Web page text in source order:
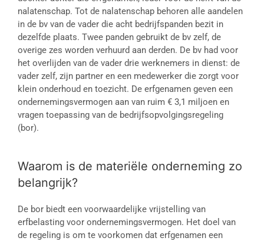
nalatenschap. Tot de nalatenschap behoren alle aandelen
in de bv van de vader die acht bedrijfspanden bezit in
dezelfde plaats. Twee panden gebruikt de bv zelf, de
overige zes worden verhuurd aan derden. De bv had voor
het overlijden van de vader drie werknemers in dienst: de
vader zelf, zijn partner en een medewerker die zorgt voor
klein onderhoud en toezicht. De erfgenamen geven een
ondernemingsvermogen aan van ruim € 3,1 miljoen en
vragen toepassing van de bedrijfsopvolgingsregeling
(bor).
Waarom is de materiële onderneming zo
belangrijk?
De bor biedt een voorwaardelijke vrijstelling van
erfbelasting voor ondernemingsvermogen. Het doel van
de regeling is om te voorkomen dat erfgenamen een